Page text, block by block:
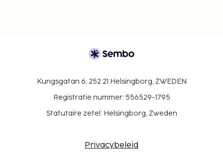
Kungsgatan 6, 252 21 Helsingborg, ZWEDEN
Registratie nummer: 556529-1795
Statutaire zetel: Helsingborg, Zweden
Privacybeleid